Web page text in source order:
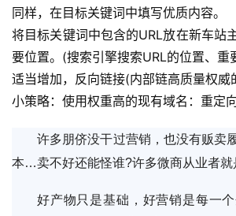
同样，在目标关键词中填写优质内容。
将目标关键词中包含的URL放在新车站
要位置。(搜索引擎搜索URL的位置、重
适当增加，反向链接(内部链高质量权威
小策略：使用权重高的现有域名：重定
许多朋侪没干过营销，也没有贩卖
本…卖不好还能怪谁?许多微商从业者就
好产物只是基础，好营销是每一